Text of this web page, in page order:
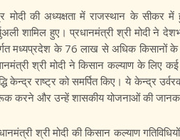
मोदी की अध्यक्षता में राजस्थान के सीकर
शामिल हुए। प्रधानमंत्री श्री मोदी ने
मध्यप्रदेश के 76 लाख से अधिक किसानों
श्री मोदी ने किसान कल्याण के लिए कई
केन्द्र राष्ट्र को समर्पित किए। ये केन्द्र
करने और उन्हें शासकीय योजनाओं की
श्री मोदी की किसान कल्याण